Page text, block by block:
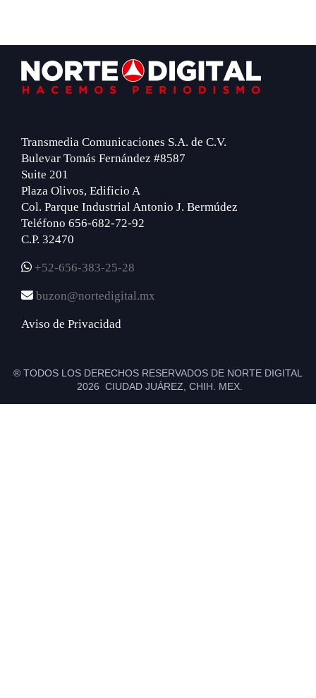
Footer
Transmedia Comunicaciones S.A. de C.V.
Bulevar Tomás Fernández #8587
Suite 201
Plaza Olivos, Edificio A
Col. Parque Industrial Antonio J. Bermúdez
Teléfono 656-682-72-92
C.P. 32470
+52-656-383-25-28
buzon@nortedigital.mx
Aviso de Privacidad
® TODOS LOS DERECHOS RESERVADOS DE NORTE DIGITAL
2026 CIUDAD JUÁREZ, CHIH. MEX.